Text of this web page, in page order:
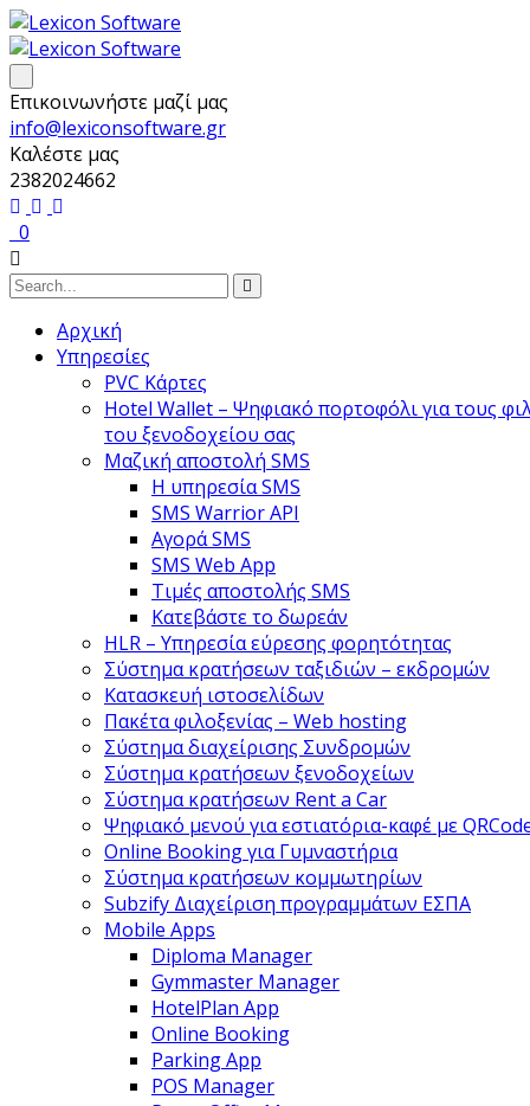
Επικοινωνήστε μαζί μας
info@lexiconsoftware.gr
Καλέστε μας
2382024662
0
Αρχική
Υπηρεσίες
PVC Κάρτες
Hotel Wallet – Ψηφιακό πορτοφόλι για τους
του ξενοδοχείου σας
Μαζική αποστολή SMS
Η υπηρεσία SMS
SMS Warrior API
Αγορά SMS
SMS Web App
Τιμές αποστολής SMS
Κατεβάστε το δωρεάν
HLR – Υπηρεσία εύρεσης φορητότητας
Σύστημα κρατήσεων ταξιδιών – εκδρομών
Κατασκευή ιστοσελίδων
Πακέτα φιλοξενίας – Web hosting
Σύστημα διαχείρισης Συνδρομών
Σύστημα κρατήσεων ξενοδοχείων
Σύστημα κρατήσεων Rent a Car
Ψηφιακό μενού για εστιατόρια-καφέ με
Online Booking για Γυμναστήρια
Σύστημα κρατήσεων κομμωτηρίων
Subzify Διαχείριση προγραμμάτων ΕΣΠΑ
Mobile Apps
Diploma Manager
Gymmaster Manager
HotelPlan App
Online Booking
Parking App
POS Manager